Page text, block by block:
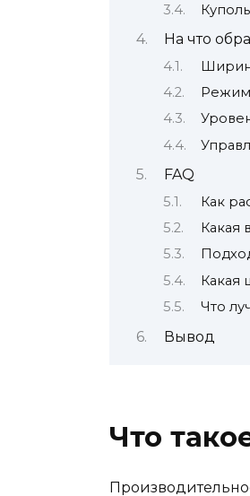
На что
FAQ
Как
Какая
Какая
Что
Вывод
Что